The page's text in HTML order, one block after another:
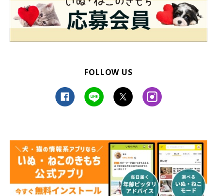
犬伝染性肝炎とは、「犬アデノウィルス1型」というウイルスの
感染で、肝臓の炎症が起こる病気。発熱、下痢、嘔吐、肺炎、脳
炎などの症状が見られ命の危険も。
FOLLOW US